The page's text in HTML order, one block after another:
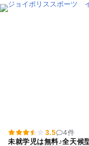
3.5
4件
未就学児は無料♪全天候